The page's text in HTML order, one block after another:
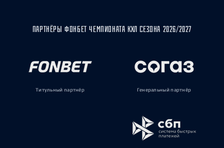
ПАРТНЁРЫ ФОНБЕТ ЧЕМПИОНАТА КХЛ СЕЗОНА 2026/2027
Титульный партнёр Генеральный партнёр